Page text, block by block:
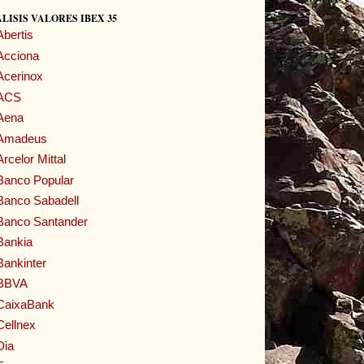
VALORES IBEX 35
Mittal
Popular
Sabadell
Santander